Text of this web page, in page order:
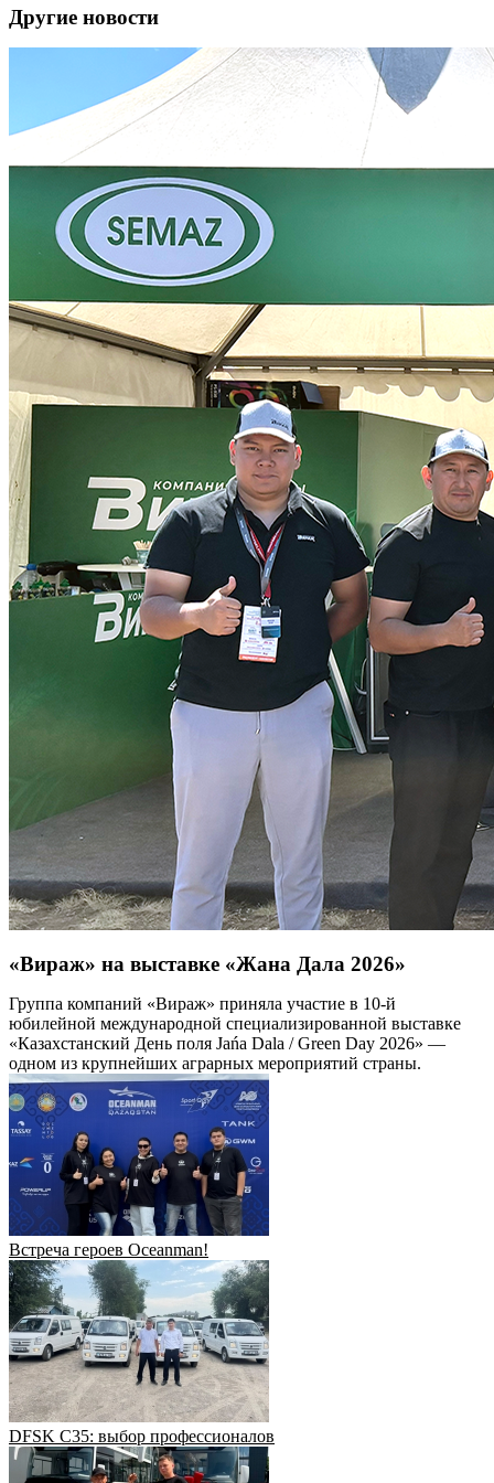
Другие новости
«Вираж» на выставке «Жана Дала 2026»
Группа компаний «Вираж» приняла участие в 10-й
юбилейной международной специализированной выставке
«Казахстанский День поля Jańa Dala / Green Day 2026» —
одном из крупнейших аграрных мероприятий страны.
Встреча героев Oceanman!
DFSK C35: выбор профессионалов